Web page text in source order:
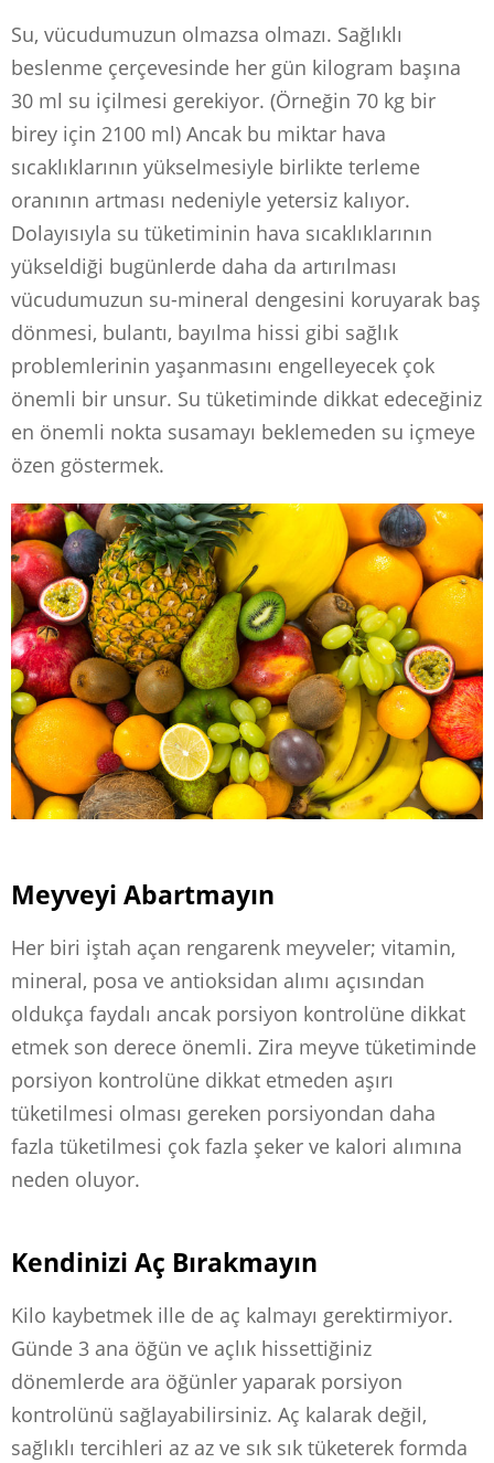
Su, vücudumuzun olmazsa olmazı. Sağlıklı
beslenme çerçevesinde her gün kilogram başına
30 ml su içilmesi gerekiyor. (Örneğin 70 kg bir
birey için 2100 ml) Ancak bu miktar hava
sıcaklıklarının yükselmesiyle birlikte terleme
oranının artması nedeniyle yetersiz kalıyor.
Dolayısıyla su tüketiminin hava sıcaklıklarının
yükseldiği bugünlerde daha da artırılması
vücudumuzun su-mineral dengesini koruyarak baş
dönmesi, bulantı, bayılma hissi gibi sağlık
problemlerinin yaşanmasını engelleyecek çok
önemli bir unsur. Su tüketiminde dikkat edeceğiniz
en önemli nokta susamayı beklemeden su içmeye
özen göstermek.
Meyveyi Abartmayın
Her biri iştah açan rengarenk meyveler; vitamin,
mineral, posa ve antioksidan alımı açısından
oldukça faydalı ancak porsiyon kontrolüne dikkat
etmek son derece önemli. Zira meyve tüketiminde
porsiyon kontrolüne dikkat etmeden aşırı
tüketilmesi olması gereken porsiyondan daha
fazla tüketilmesi çok fazla şeker ve kalori alımına
neden oluyor.
Kendinizi Aç Bırakmayın
Kilo kaybetmek ille de aç kalmayı gerektirmiyor.
Günde 3 ana öğün ve açlık hissettiğiniz
dönemlerde ara öğünler yaparak porsiyon
kontrolünü sağlayabilirsiniz. Aç kalarak değil,
sağlıklı tercihleri az az ve sık sık tüketerek formda